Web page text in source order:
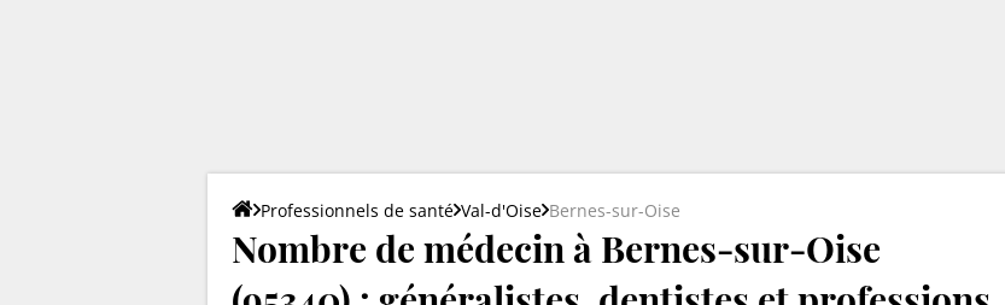
Professionnels de santé Val-d'Oise Bernes-sur-Oise
Nombre de médecin à Bernes-sur-Oise